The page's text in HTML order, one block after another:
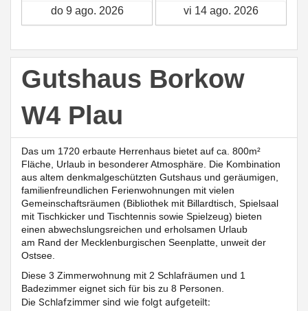
Gutshaus Borkow
W4 Plau
Das um 1720 erbaute Herrenhaus bietet auf ca. 800m²
Fläche, Urlaub in besonderer Atmosphäre. Die Kombination
aus altem denkmalgeschützten Gutshaus und geräumigen,
familienfreundlichen Ferienwohnungen mit vielen
Gemeinschaftsräumen (Bibliothek mit Billardtisch, Spielsaal
mit Tischkicker und Tischtennis sowie Spielzeug) bieten
einen abwechslungsreichen und erholsamen Urlaub
am Rand der Mecklenburgischen Seenplatte, unweit der
Ostsee.
Diese 3 Zimmerwohnung mit 2 Schlafräumen und 1
Badezimmer eignet sich für bis zu 8 Personen.
Die Schlafzimmer sind wie folgt aufgeteilt: